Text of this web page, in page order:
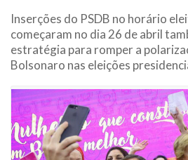
Inserções do PSDB no horário
começaram no dia 26 de abril
estratégia para romper a
Bolsonaro nas eleições